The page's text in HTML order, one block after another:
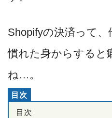
Shopifyの決済って
慣れた身からすると
ね…。